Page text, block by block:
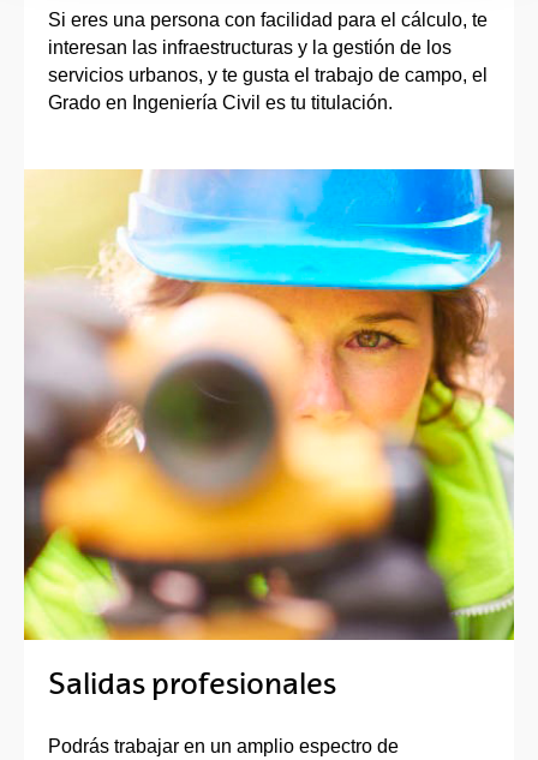
Si eres una persona con facilidad para el cálculo, te
interesan las infraestructuras y la gestión de los
servicios urbanos, y te gusta el trabajo de campo, el
Grado en Ingeniería Civil es tu titulación.
Salidas profesionales
Podrás trabajar en un amplio espectro de